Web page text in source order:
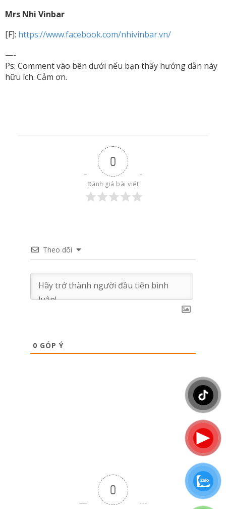
Mrs Nhi Vinbar
[F]: https://www.facebook.com/nhivinbar.vn/
—-
Ps: Comment vào bên dưới nếu bạn thấy hướng dẫn này
hữu ích. Cảm ơn.
0
Đánh giá bài viết
Theo dõi
0 GÓP Ý
0